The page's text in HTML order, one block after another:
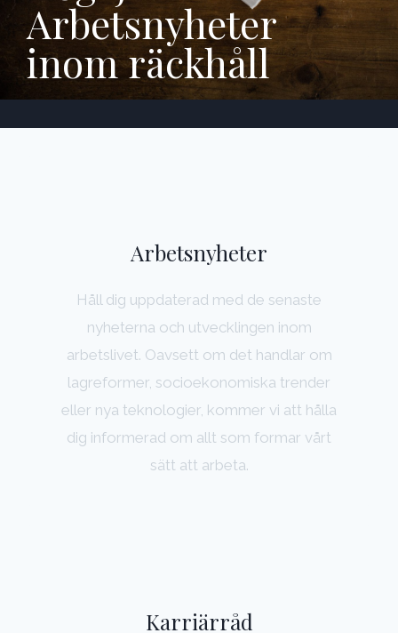
Arbetsnyheter
inom räckhåll
Arbetsnyheter
Håll dig uppdaterad med de senaste
nyheterna och utvecklingen inom
arbetslivet. Oavsett om det handlar om
lagreformer, socioekonomiska trender
eller nya teknologier, kommer vi att hålla
dig informerad om allt som formar vårt
sätt att arbeta.
Karriärråd